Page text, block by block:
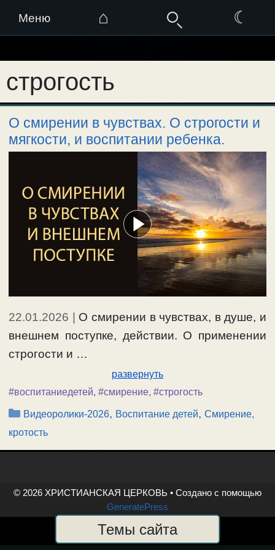
Меню ⌂ ☾
к
содержимому
строгость
О смирении в чувствах. О строгости и
мягкости, и воспитании ребенка.
22.01.2026 | О смирении в чувствах, в душе, и
внешнем поступке, действии. О применении
строгости и …
развернуть
#воспитаниедетей, #смирение, #строгость
Рубрики
Видеоролики-2026, Воспитание детей,Смирение,
кротость
© 2026 ХРИСТИАНСКАЯ ЦЕРКОВЬ • Создано с помощью
GeneratePress
Темы сайта